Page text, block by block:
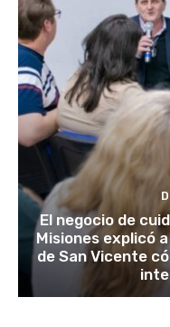
El negocio de
Misiones explicó
de San Vicente